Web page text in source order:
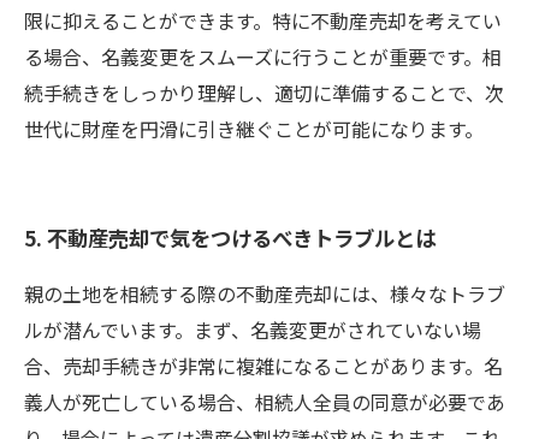
限に抑えることができます。特に不動産売却を考えてい
る場合、名義変更をスムーズに行うことが重要です。相
続手続きをしっかり理解し、適切に準備することで、次
世代に財産を円滑に引き継ぐことが可能になります。
5. 不動産売却で気をつけるべきトラブルとは
親の土地を相続する際の不動産売却には、様々なトラブ
ルが潜んでいます。まず、名義変更がされていない場
合、売却手続きが非常に複雑になることがあります。名
義人が死亡している場合、相続人全員の同意が必要であ